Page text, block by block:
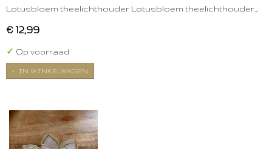
Lotusbloem theelichthouder Lotusbloem theelichthouder…
€ 12,99
✓ Op voorraad
IN WINKELWAGEN